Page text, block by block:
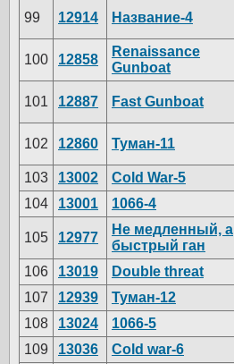
99 12914 Название-4
100 12858
Renaissance
Gunboat
101 12887 Fast Gunboat
102 12860 Туман-11
103 13002 Cold War-5
104
13001 1066-4
105 12977
Не медленный, а
быстрый ган
106 13019 Double threat
107
12939 Туман-12
108
13024 1066-5
109
13036 Cold war-6